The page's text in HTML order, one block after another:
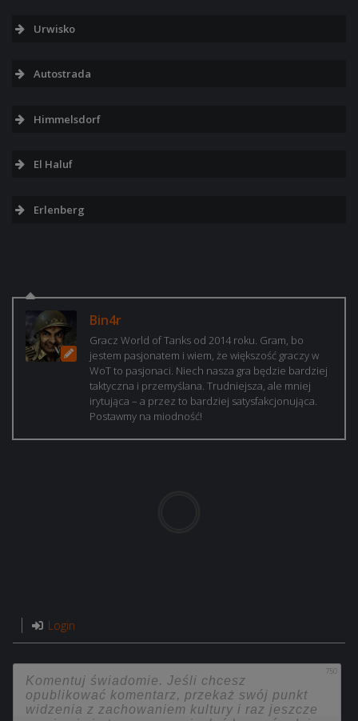
Urwisko
Autostrada
Himmelsdorf
El Haluf
Erlenberg
Bin4r
Gracz World of Tanks od 2014 roku. Gram, bo
jestem pasjonatem i wiem, że większość graczy w
WoT to pasjonaci. Niech nasza gra będzie bardziej
taktyczna i przemyślana. Trudniejsza, ale mniej
irytująca – a przez to bardziej satysfakcjonująca.
Postawmy na miodność!
Login
750